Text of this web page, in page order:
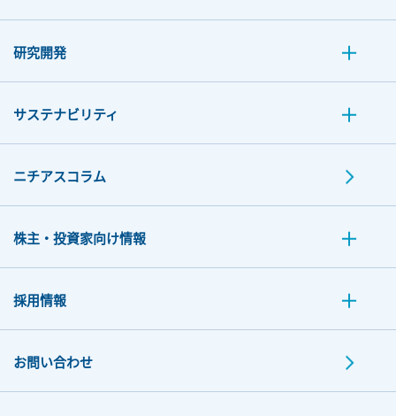
研究開発
サステナビリティ
ニチアスコラム
株主・投資家向け情報
採用情報
お問い合わせ